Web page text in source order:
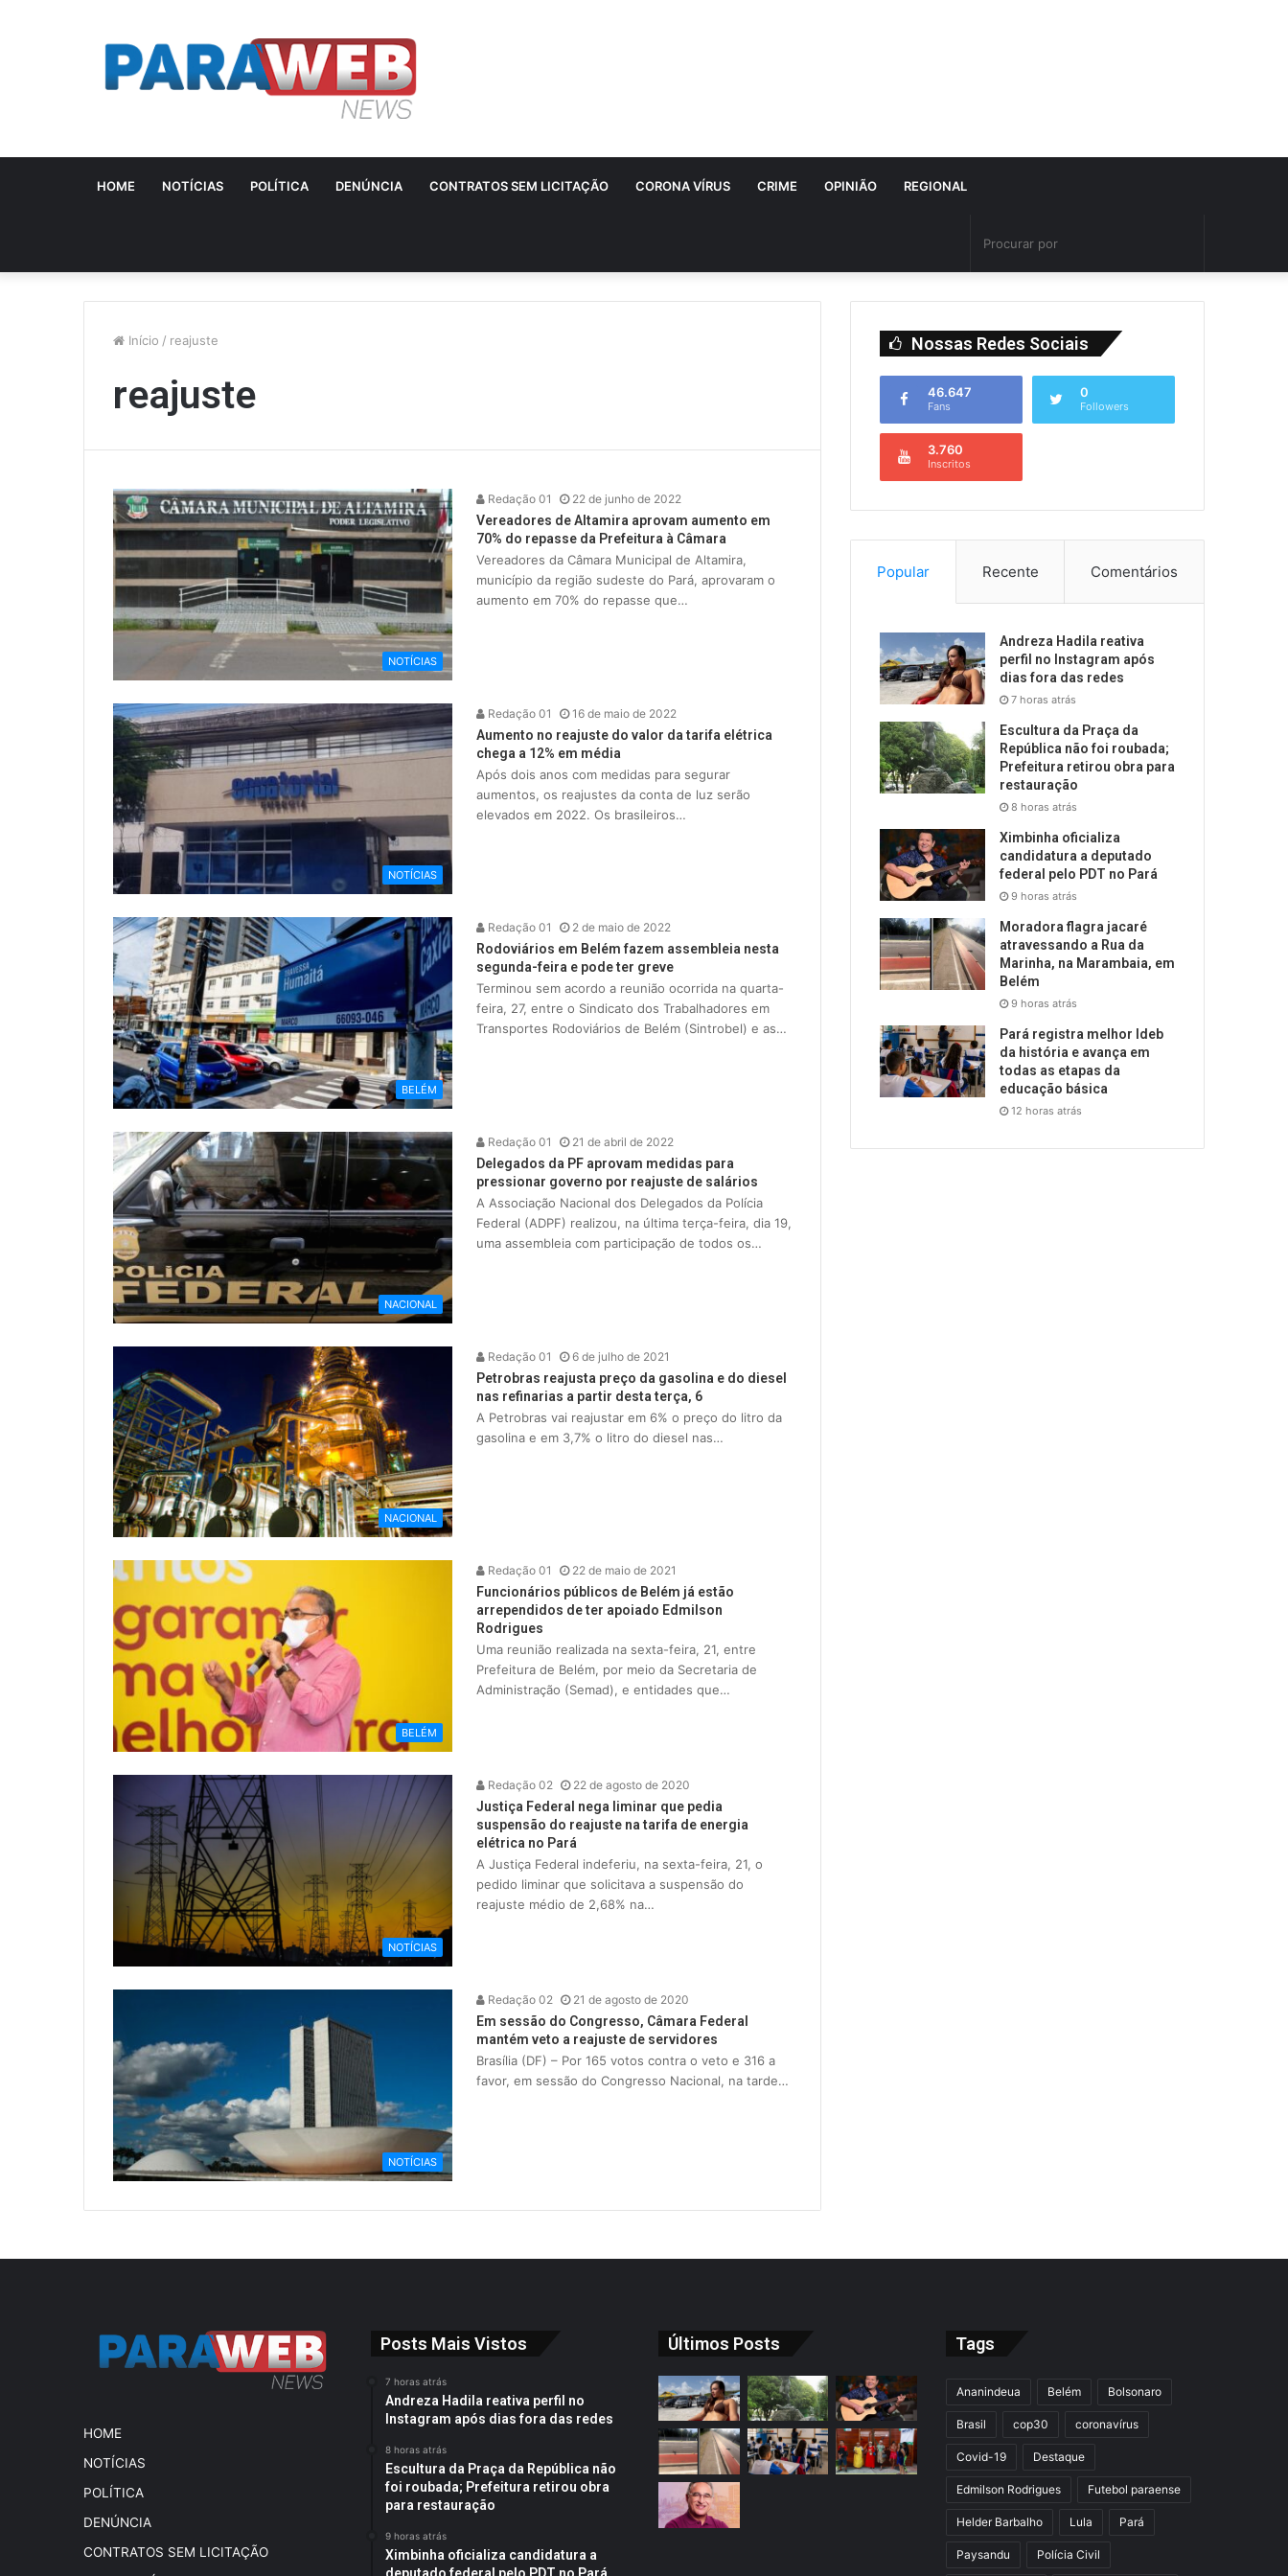
HOME NOTÍCIAS POLÍTICA DENÚNCIA CONTRATOS SEM LICITAÇÃO CORONA VÍRUS CRIME OPINIÃO REGIONAL
Início / reajuste
reajuste
NOTÍCIAS
Redação 01 22 de junho de 2022
Vereadores de Altamira aprovam aumento em
70% do repasse da Prefeitura à Câmara
Vereadores da Câmara Municipal de Altamira,
município da região sudeste do Pará, aprovaram o
aumento em 70% do repasse que…
NOTÍCIAS
Redação 01 16 de maio de 2022
Aumento no reajuste do valor da tarifa elétrica
chega a 12% em média
Após dois anos com medidas para segurar
aumentos, os reajustes da conta de luz serão
elevados em 2022. Os brasileiros…
BELÉM
Redação 01 2 de maio de 2022
Rodoviários em Belém fazem assembleia nesta
segunda-feira e pode ter greve
Terminou sem acordo a reunião ocorrida na quarta-
feira, 27, entre o Sindicato dos Trabalhadores em
Transportes Rodoviários de Belém (Sintrobel) e as…
NACIONAL
Redação 01 21 de abril de 2022
Delegados da PF aprovam medidas para
pressionar governo por reajuste de salários
A Associação Nacional dos Delegados da Polícia
Federal (ADPF) realizou, na última terça-feira, dia 19,
uma assembleia com participação de todos os…
NACIONAL
Redação 01 6 de julho de 2021
Petrobras reajusta preço da gasolina e do diesel
nas refinarias a partir desta terça, 6
A Petrobras vai reajustar em 6% o preço do litro da
gasolina e em 3,7% o litro do diesel nas…
BELÉM
Redação 01 22 de maio de 2021
Funcionários públicos de Belém já estão
arrependidos de ter apoiado Edmilson
Rodrigues
Uma reunião realizada na sexta-feira, 21, entre
Prefeitura de Belém, por meio da Secretaria de
Administração (Semad), e entidades que…
NOTÍCIAS
Redação 02 22 de agosto de 2020
Justiça Federal nega liminar que pedia
suspensão do reajuste na tarifa de energia
elétrica no Pará
A Justiça Federal indeferiu, na sexta-feira, 21, o
pedido liminar que solicitava a suspensão do
reajuste médio de 2,68% na…
NOTÍCIAS
Redação 02 21 de agosto de 2020
Em sessão do Congresso, Câmara Federal
mantém veto a reajuste de servidores
Brasília (DF) – Por 165 votos contra o veto e 316 a
favor, em sessão do Congresso Nacional, na tarde…
Nossas Redes Sociais
46.647
Fans
0
Followers
3.760
Inscritos
Popular Recente Comentários
Andreza Hadila reativa
perfil no Instagram após
dias fora das redes
7 horas atrás
Escultura da Praça da
República não foi roubada;
Prefeitura retirou obra para
restauração
8 horas atrás
Ximbinha oficializa
candidatura a deputado
federal pelo PDT no Pará
9 horas atrás
Moradora flagra jacaré
atravessando a Rua da
Marinha, na Marambaia, em
Belém
9 horas atrás
Pará registra melhor Ideb
da história e avança em
todas as etapas da
educação básica
12 horas atrás
HOME
NOTÍCIAS
POLÍTICA
DENÚNCIA
CONTRATOS SEM LICITAÇÃO
Posts Mais Vistos
7 horas atrás
Andreza Hadila reativa perfil no
Instagram após dias fora das redes
8 horas atrás
Escultura da Praça da República não
foi roubada; Prefeitura retirou obra
para restauração
9 horas atrás
Ximbinha oficializa candidatura a
deputado federal pelo PDT no Pará
Últimos Posts Tags
Ananindeua Belém Bolsonaro
Brasil cop30 coronavírus
Covid-19 Destaque
Edmilson Rodrigues Futebol paraense
Helder Barbalho Lula Pará
Paysandu Polícia Civil